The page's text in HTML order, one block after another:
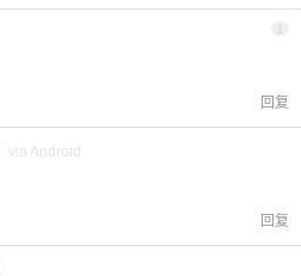
回复
via Android
回复